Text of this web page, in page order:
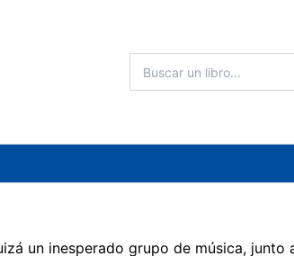
por:
un inesperado grupo de música, junto